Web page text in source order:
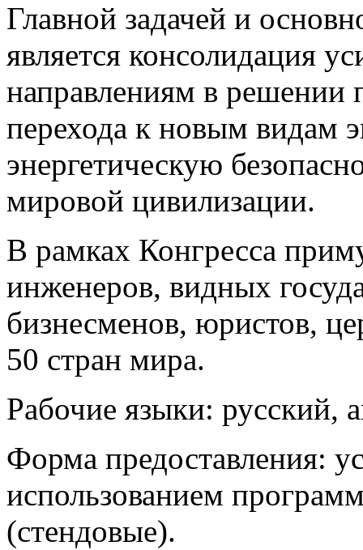
Главной задачей и
является консолидация
направлениям в решении
перехода к новым видам
энергетическую
мировой цивилизации.
В рамках Конгресса
инженеров, видных
бизнесменов, юристов,
50 стран мира.
Рабочие языки: русский,
Форма предоставления:
использованием
(стендовые).